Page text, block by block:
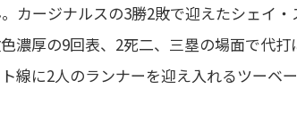
カージナルスの3勝2敗で迎えたシェイ
濃厚の9回表、2死二、三塁の場面で代
線に2人のランナーを迎え入れるツーベー